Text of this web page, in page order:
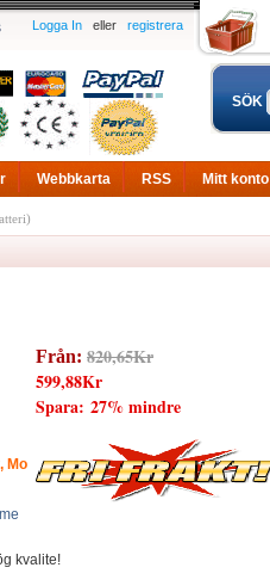
Logga In eller registrera
SÖK
Webbkarta RSS Mitt konto
Mo
Från: 820,65Kr
599,88Kr
Spara: 27% mindre
kvalite!